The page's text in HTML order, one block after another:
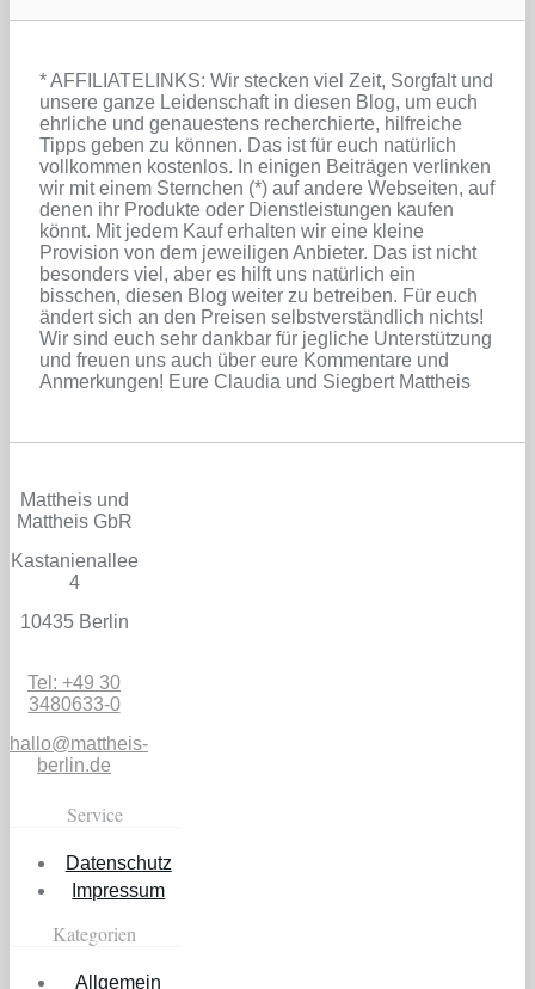
* AFFILIATELINKS: Wir stecken viel Zeit, Sorgfalt und
unsere ganze Leidenschaft in diesen Blog, um euch
ehrliche und genauestens recherchierte, hilfreiche
Tipps geben zu können. Das ist für euch natürlich
vollkommen kostenlos. In einigen Beiträgen verlinken
wir mit einem Sternchen (*) auf andere Webseiten, auf
denen ihr Produkte oder Dienstleistungen kaufen
könnt. Mit jedem Kauf erhalten wir eine kleine
Provision von dem jeweiligen Anbieter. Das ist nicht
besonders viel, aber es hilft uns natürlich ein
bisschen, diesen Blog weiter zu betreiben. Für euch
ändert sich an den Preisen selbstverständlich nichts!
Wir sind euch sehr dankbar für jegliche Unterstützung
und freuen uns auch über eure Kommentare und
Anmerkungen! Eure Claudia und Siegbert Mattheis
Mattheis und
Mattheis GbR
Kastanienallee
4
10435 Berlin
Tel: +49 30
3480633-0
hallo@mattheis-
berlin.de
Service
Datenschutz
Impressum
Kategorien
Allgemein